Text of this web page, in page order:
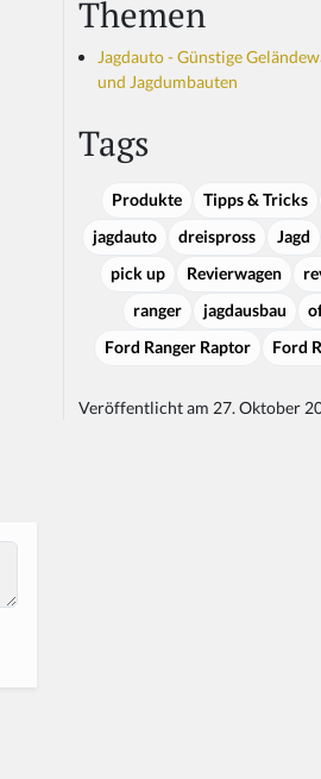
Themen
Jagdauto - Günstige
und Jagdumbauten
Tags
Produkte Tipps & Tricks
jagdauto
dreispross Jagd
pick up
Revierwagen
ranger
jagdausbau
Ford Ranger Raptor
Ford
Veröffentlicht am 27. Oktober